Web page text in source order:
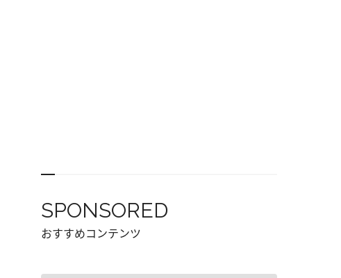
SPONSORED
おすすめコンテンツ